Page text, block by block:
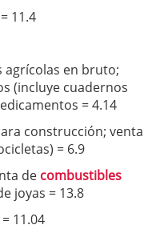
11.4
agrícolas en bruto;
(incluye cuadernos
= 4.14
construcción; venta
= 6.9
de combustibles
joyas = 13.8
11.04